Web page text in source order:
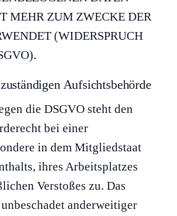
MEHR ZUM ZWECKE DER
(WIDERSPRUCH
Aufsichts­behörde
die DSGVO steht den
bei einer
in dem Mitgliedstaat
ihres Arbeitsplatzes
Verstoßes zu. Das
anderweitiger